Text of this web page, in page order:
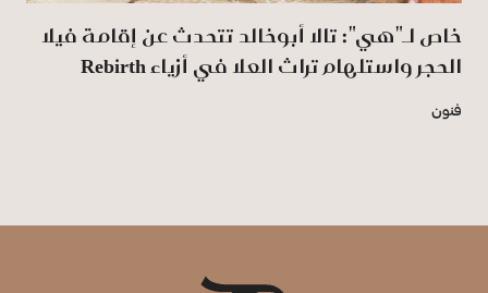
خاص لـ"هي": تالا أبوخالد تتحدث عن إقامة فيلا
الحجر واستلهام تراث العلا في أزياء Rebirth
فنون